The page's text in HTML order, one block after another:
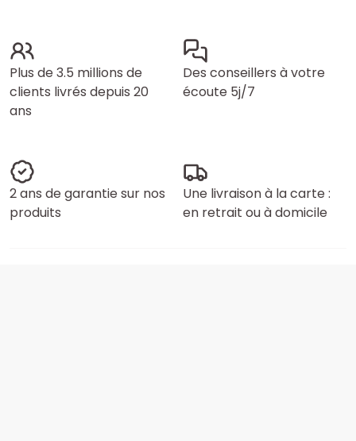
Plus de 3.5 millions de
clients livrés depuis 20
ans
Des conseillers à votre
écoute 5j/7
2 ans de garantie sur nos
produits
Une livraison à la carte :
en retrait ou à domicile